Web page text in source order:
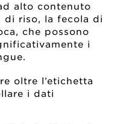
alto contenuto
di riso, la fecola di
che possono
i
oltre l’etichetta
i dati